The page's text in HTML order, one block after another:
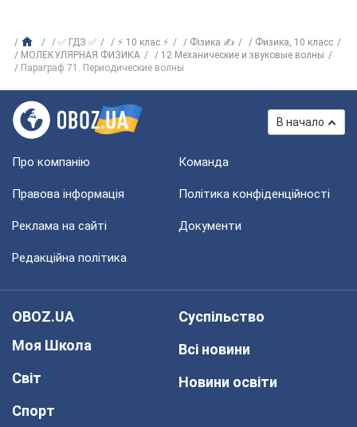
✅ ГДЗ ✅ ⚡ 10 клас ⚡ Фізика ✍
Физика, 10 класс
МОЛЕКУЛЯРНАЯ ФИЗИКА
12 Механические и звуковые волны
Параграф 71. Периодические волны
В начало
Про компанію Команда
Правова інформація Політика конфіденційності
Реклама на сайті Документи
Редакційна політика
OBOZ.UA
Моя Школа
Світ
Спорт
Суспільство
Всі новини
Новини освіти